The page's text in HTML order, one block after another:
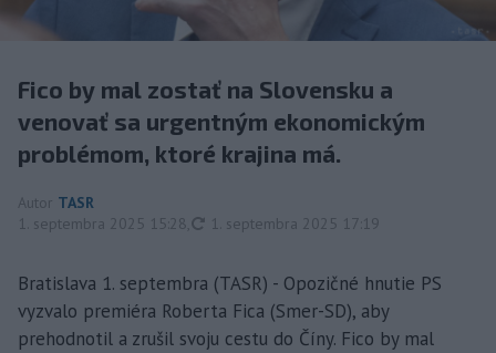
Fico by mal zostať na Slovensku a
venovať sa urgentným ekonomickým
problémom, ktoré krajina má.
Autor TASR
1. septembra 2025 15:28
aktualizované
1. septembra 2025 17:19
Bratislava 1. septembra (TASR) - Opozičné hnutie PS
vyzvalo premiéra Roberta Fica (Smer-SD), aby
prehodnotil a zrušil svoju cestu do Číny. Fico by mal